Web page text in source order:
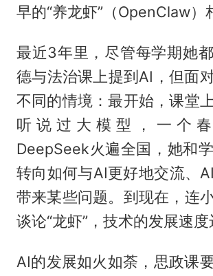
早的“养龙虾”（OpenClaw）
最近3年里，尽管每学期她
德与法治课上提到AI，但面
不同的情境：最开始，课堂
听说过大模型，一个
DeepSeek火遍全国，她和
转向如何与AI更好地交流、
带来某些问题。到现在，连
谈论“龙虾”，技术的发展速度
AI的发展如火如荼，思政课